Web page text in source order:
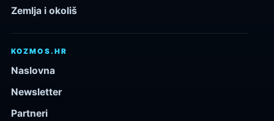
Zemlja i okoliš
KOZMOS.HR
Naslovna
Newsletter
Partneri